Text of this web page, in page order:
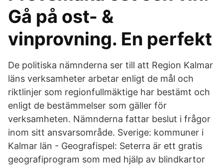
Gå på ost- &
vinprovning. En perfekt
De politiska nämnderna ser till att Region Kalmar
läns verksamheter arbetar enligt de mål och
riktlinjer som regionfullmäktige har bestämt och
enligt de bestämmelser som gäller för
verksamheten. Nämnderna fattar beslut i frågor
inom sitt ansvarsområde. Sverige: kommuner i
Kalmar län - Geografispel: Seterra är ett gratis
geografiprogram som med hjälp av blindkartor